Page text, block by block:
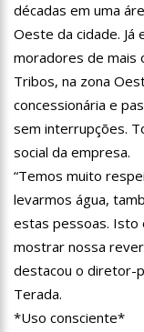
Internautas
13:16 Professores
13:11 Venezuela
11:53
11:44 Mergulhadores
turista
11:30
Povo guarani
11:15 Idosa mata
“Nossa
décadas em uma
Oeste da cidade. Já
moradores de mais
Tribos, na zona
concessionária e
sem interrupções.
social da empresa.
“Temos muito
levarmos água,
estas pessoas. Isto
mostrar nossa
destacou o diretor-
Terada.
*Uso consciente*